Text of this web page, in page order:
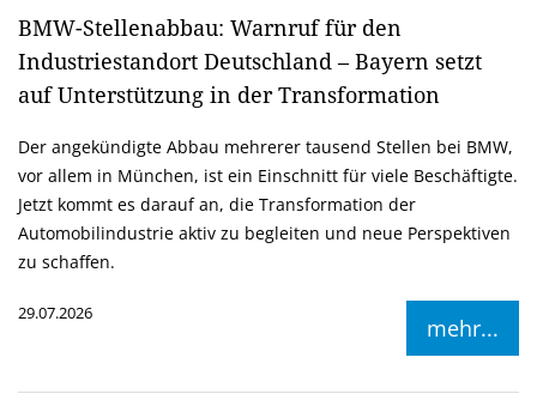
BMW-Stellenabbau: Warnruf für den
Industriestandort Deutschland – Bayern setzt
auf Unterstützung in der Transformation
Der angekündigte Abbau mehrerer tausend Stellen bei BMW,
vor allem in München, ist ein Einschnitt für viele Beschäftigte.
Jetzt kommt es darauf an, die Transformation der
Automobilindustrie aktiv zu begleiten und neue Perspektiven
zu schaffen.
29.07.2026
mehr...